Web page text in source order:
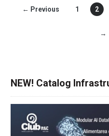
← Previous 1 2
→
NEW! Catalog